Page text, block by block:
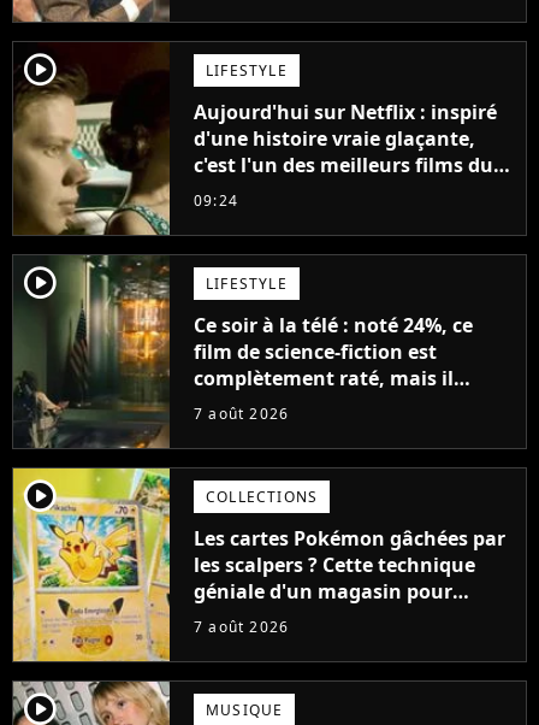
décennies"
player2 LIFESTYLE
Aujourd'hui sur Netflix : inspiré
d'une histoire vraie glaçante,
c'est l'un des meilleurs films du
21ème siècle
09:24
player2 LIFESTYLE
Ce soir à la télé : noté 24%, ce
film de science-fiction est
complètement raté, mais il
aurait pu être encore pire à
7 août 2026
player2 COLLECTIONS
Les cartes Pokémon gâchées par
les scalpers ? Cette technique
géniale d'un magasin pour
ruiner les revendeurs
7 août 2026
player2 MUSIQUE